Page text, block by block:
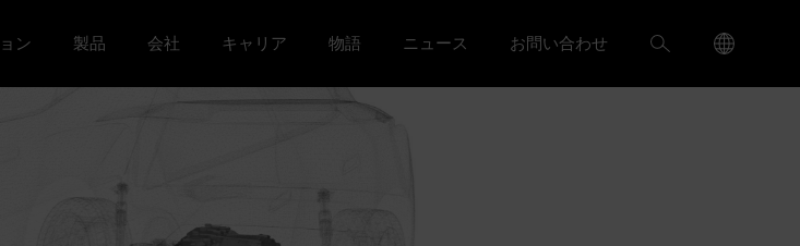
ベーション menu
ン Toggle
製品 Toggle 会社 menu
会社 Toggle キャリア menu
キャリア Toggle
物語 Toggle ニュース menu
ニュース お問い合わせ
検
Language
Menu